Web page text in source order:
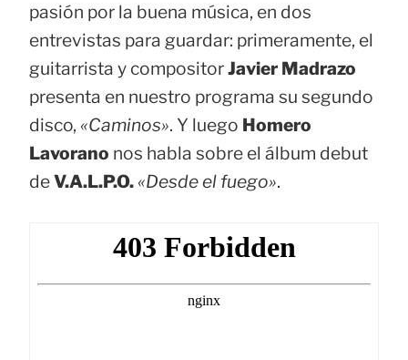
pasión por la buena música, en dos
entrevistas para guardar: primeramente, el
guitarrista y compositorJavier Madrazo
presenta en nuestro programa su segundo
disco, «Caminos». Y luego Homero
Lavorano nos habla sobre el álbum debut
deV.A.L.P.O. «Desde el fuego».